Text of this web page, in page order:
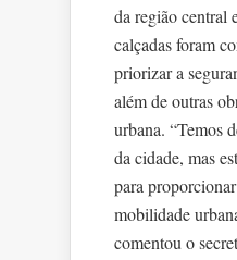
da região central
calçadas foram
priorizar a
além de outras
urbana. “Temos
da cidade, mas
para
mobilidade
comentou o